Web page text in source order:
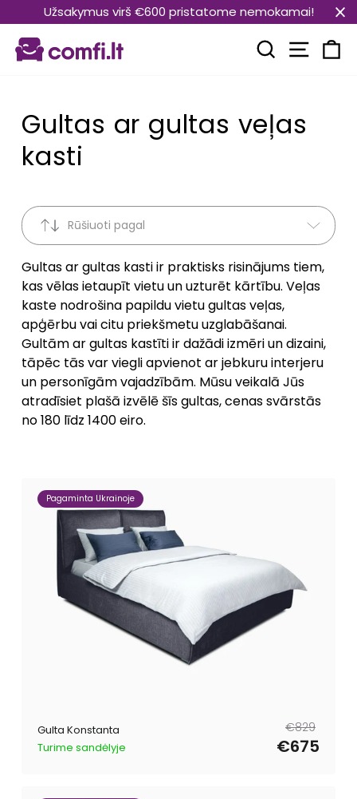
uz
saturu
Užsakymus virš €600 pristatome nemokamai!
Meklēt
Gultas ar gultas veļas
kasti
Rūšiuoti pagal
Gultas ar gultas kasti ir praktisks risinājums tiem,
kas vēlas ietaupīt vietu un uzturēt kārtību. Veļas
kaste nodrošina papildu vietu gultas veļas,
apģērbu vai citu priekšmetu uzglabāšanai.
Gultām ar gultas kastīti ir dažādi izmēri un dizaini,
tāpēc tās var viegli apvienot ar jebkuru interjeru
un personīgām vajadzībām. Mūsu veikalā Jūs
atradīsiet plašā izvēlē šīs gultas, cenas svārstās
no 180 līdz 1400 eiro.
Pagaminta Ukrainoje
Gulta Konstanta
Turime sandėlyje
Parastā€829
Pārdošanas
€675